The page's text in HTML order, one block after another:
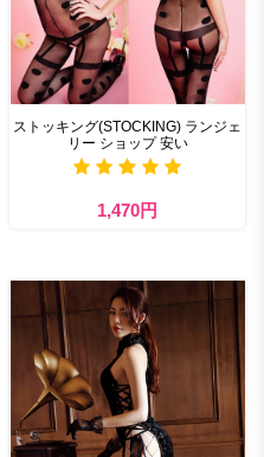
ストッキング(STOCKING) ランジェ
リー ショップ 安い
1,470円